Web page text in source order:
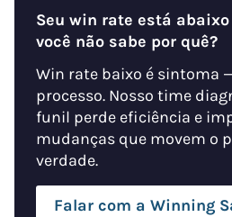
Seu win rate está
você não sabe por quê?
Win rate baixo é sintoma
processo. Nosso time
funil perde eficiência e
mudanças que movem o
verdade.
Falar com a Winning